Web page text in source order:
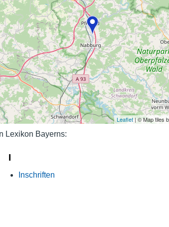
Leaflet| © Map tiles
Lexikon Bayerns:
I
Inschriften